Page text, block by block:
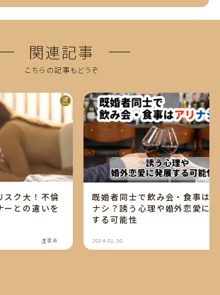
関連記事
こちらの記事もどうぞ
スク大！不倫
ーとの違いを
注意点
既婚者同士で飲み会・食事は
ナシ？誘う心理や婚外恋愛に
する可能性
2024.01.30